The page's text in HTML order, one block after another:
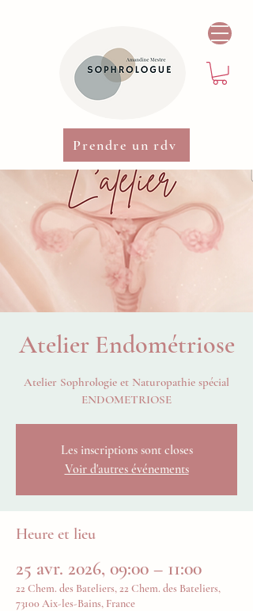
Prendre un rdv
Atelier Endométriose
Atelier Sophrologie et Naturopathie spécial
ENDOMETRIOSE
Les inscriptions sont closes
Voir d'autres événements
Heure et lieu
25 avr. 2026, 09:00 – 11:00
22 Chem. des Bateliers, 22 Chem. des Bateliers,
73100 Aix-les-Bains, France